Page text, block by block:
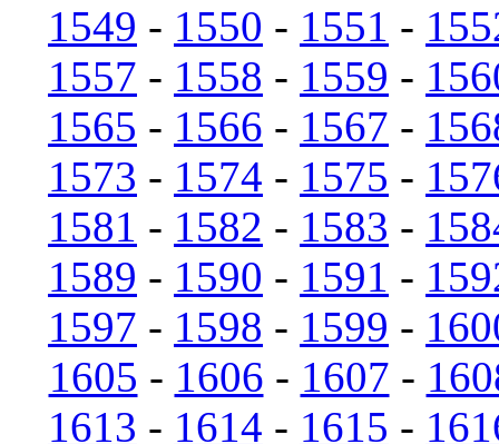
1549 - 1550 - 1551 -
1557 - 1558 - 1559 -
1565 - 1566 - 1567 -
1573 - 1574 - 1575 -
1581 - 1582 - 1583 -
1589 - 1590 - 1591 -
1597 - 1598 - 1599 -
1605 - 1606 - 1607 -
1613 - 1614 - 1615 -